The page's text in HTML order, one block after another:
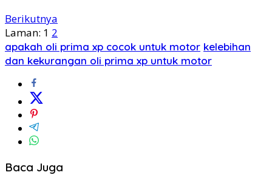
Berikutnya
Laman: 1 2
apakah oli prima xp cocok untuk motor kelebihan
dan kekurangan oli prima xp untuk motor
Baca Juga